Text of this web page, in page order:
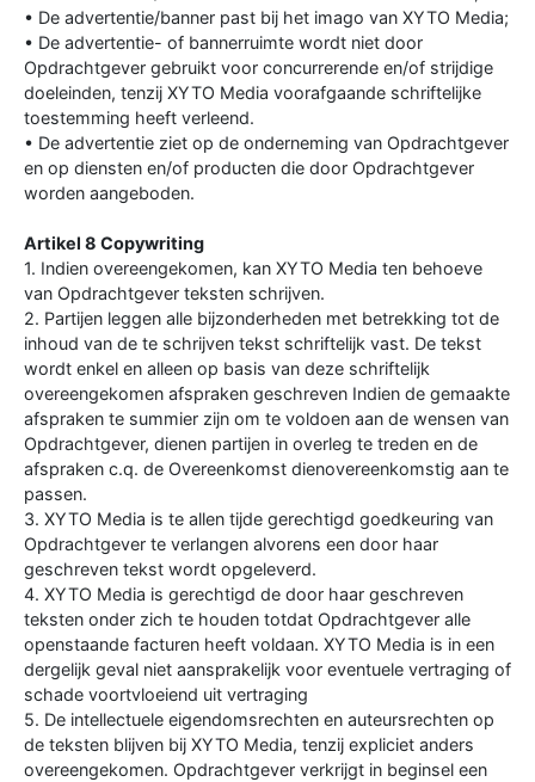
• De advertentie/banner past bij het imago van XYTO Media;
• De advertentie- of bannerruimte wordt niet door
Opdrachtgever gebruikt voor concurrerende en/of strijdige
doeleinden, tenzij XYTO Media voorafgaande schriftelijke
toestemming heeft verleend.
• De advertentie ziet op de onderneming van Opdrachtgever
en op diensten en/of producten die door Opdrachtgever
worden aangeboden.
Artikel 8 Copywriting
1. Indien overeengekomen, kan XYTO Media ten behoeve
van Opdrachtgever teksten schrijven.
2. Partijen leggen alle bijzonderheden met betrekking tot de
inhoud van de te schrijven tekst schriftelijk vast. De tekst
wordt enkel en alleen op basis van deze schriftelijk
overeengekomen afspraken geschreven Indien de gemaakte
afspraken te summier zijn om te voldoen aan de wensen van
Opdrachtgever, dienen partijen in overleg te treden en de
afspraken c.q. de Overeenkomst dienovereenkomstig aan te
passen.
3. XYTO Media is te allen tijde gerechtigd goedkeuring van
Opdrachtgever te verlangen alvorens een door haar
geschreven tekst wordt opgeleverd.
4. XYTO Media is gerechtigd de door haar geschreven
teksten onder zich te houden totdat Opdrachtgever alle
openstaande facturen heeft voldaan. XYTO Media is in een
dergelijk geval niet aansprakelijk voor eventuele vertraging of
schade voortvloeiend uit vertraging
5. De intellectuele eigendomsrechten en auteursrechten op
de teksten blijven bij XYTO Media, tenzij expliciet anders
overeengekomen. Opdrachtgever verkrijgt in beginsel een